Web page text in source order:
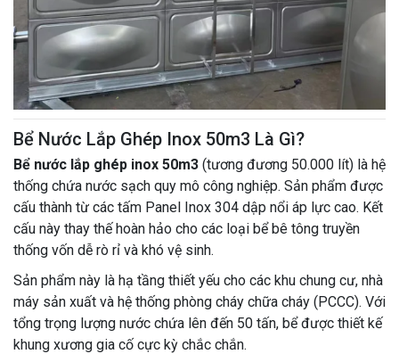
Bể Nước Lắp Ghép Inox 50m3 Là Gì?
Bể nước lắp ghép inox 50m3 (tương đương 50.000 lít) là hệ
thống chứa nước sạch quy mô công nghiệp. Sản phẩm được
cấu thành từ các tấm Panel Inox 304 dập nổi áp lực cao. Kết
cấu này thay thế hoàn hảo cho các loại bể bê tông truyền
thống vốn dễ rò rỉ và khó vệ sinh.
Sản phẩm này là hạ tầng thiết yếu cho các khu chung cư, nhà
máy sản xuất và hệ thống phòng cháy chữa cháy (PCCC). Với
tổng trọng lượng nước chứa lên đến 50 tấn, bể được thiết kế
khung xương gia cố cực kỳ chắc chắn.